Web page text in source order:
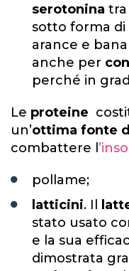
serotonina tra
sotto forma di
arance e
anche per
perché in
Le proteine
un’ottima fonte
combattere l
pollame;
latticini. Il
stato usato
e la sua
dimostrata